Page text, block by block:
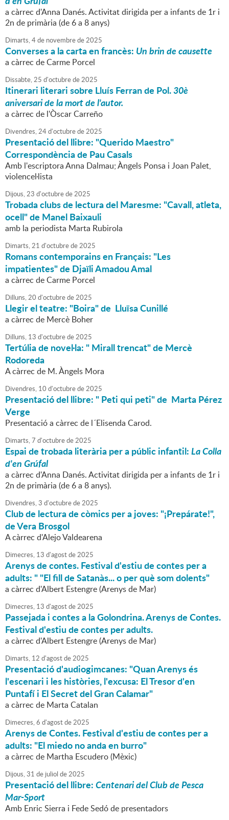
a càrrec d'Anna Danés. Activitat dirigida per a infants de 1r i
2n de primària (de 6 a 8 anys)
Dimarts,4de novembrede2025
Converses a la carta en francès: Un brin de causette
a càrrec de Carme Porcel
Dissabte,25 d'octubrede2025
Itinerari literari sobre Lluís Ferran de Pol.30è
aniversari de la mort de l'autor.
a càrrec de l'Òscar Carreño
Divendres,24d'octubrede2025
Presentació del llibre: "Querido Maestro"
Correspondència de Pau Casals
Amb l'escriptora Anna Dalmau; Àngels Ponsa i Joan Palet,
violencel·lista
Dijous,23 d'octubrede2025
Trobada clubs de lectura del Maresme: "Cavall, atleta,
ocell" de Manel Baixauli
amb la periodista Marta Rubirola
Dimarts,21 d'octubrede2025
Romans contemporains en Français: "Les
impatientes" de Djaïli Amadou Amal
a càrrec de Carme Porcel
Dilluns,20 d'octubrede2025
Llegir el teatre: "Boira" de Lluïsa Cunillé
a càrrec de Mercè Boher
Dilluns, 13 d'octubrede2025
Tertúlia de novel·la: " Mirall trencat" de Mercè
Rodoreda
A càrrec de M. Àngels Mora
Divendres, 10 d'octubrede2025
Presentació del llibre: " Peti qui peti" de Marta Pérez
Verge
Presentació a càrrec de l´Elisenda Carod.
Dimarts,7 d'octubrede2025
Espai de trobada literària per a públic infantil:La Colla
d'en Grúfal
a càrrec d'Anna Danés. Activitat dirigida per a infants de 1r i
2n de primària (de 6 a 8 anys).
Divendres,3 d'octubrede2025
Club de lectura de còmics per a joves: "¡Prepárate!",
de Vera Brosgol
A càrrec d'Alejo Valdearena
Dimecres, 13 d'agostde2025
Arenys de contes. Festival d'estiu de contes per a
adults: " "El fill de Satanàs... o per què som dolents"
a càrrec d'Albert Estengre (Arenys de Mar)
Dimecres, 13 d'agostde2025
Passejada i contes a la Golondrina. Arenys de Contes.
Festival d'estiu de contes per adults.
a càrrec d'Albert Estengre (Arenys de Mar)
Dimarts, 12 d'agostde2025
Presentació d'audiogimcanes: "Quan Arenys és
l'escenari i les històries, l'excusa: El Tresor d'en
Puntafí i El Secret del Gran Calamar"
a càrrec de Marta Catalan
Dimecres,6 d'agostde2025
Arenys de Contes. Festival d'estiu de contes per a
adults: "El miedo no anda en burro"
a càrrec de Martha Escudero (Mèxic)
Dijous,31 de juliol de2025
Presentació del llibre:Centenari del Club de Pesca
Mar-Sport
Amb Enric Sierra i Fede Sedó de presentadors